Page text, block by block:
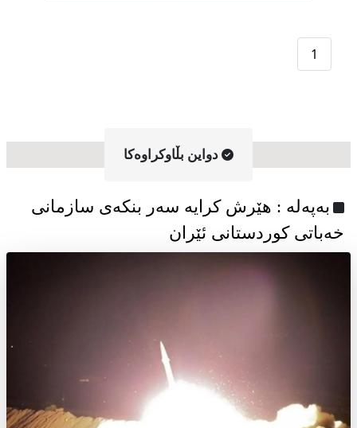
1
دواین بڵاوکراوه‌کا
به‌په‌له‌ : هێرش کرایە سەر بنکەی سازمانی
خەباتی کوردستانی ئێران